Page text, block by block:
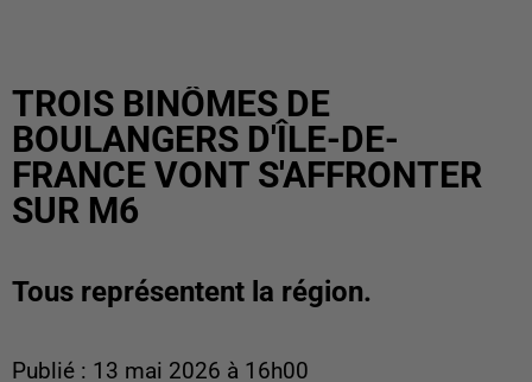
TROIS BINÔMES DE
BOULANGERS D'ÎLE-DE-
FRANCE VONT S'AFFRONTER
SUR M6
Tous représentent la région.
Publié : 13 mai 2026 à 16h00